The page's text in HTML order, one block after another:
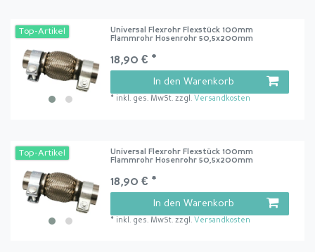
Top-Artikel
Universal Flexrohr Flexstück 100mm
Flammrohr Hosenrohr 50,5x200mm
18,90 € *
In den Warenkorb
* inkl. ges. MwSt. zzgl. Versandkosten
Top-Artikel
Universal Flexrohr Flexstück 100mm
Flammrohr Hosenrohr 50,5x200mm
18,90 € *
In den Warenkorb
* inkl. ges. MwSt. zzgl. Versandkosten